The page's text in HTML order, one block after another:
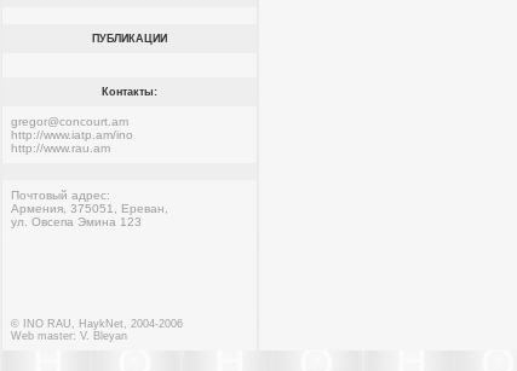
ПУБЛИКАЦИИ
Контакты:
gregor@concourt.am
http://www.iatp.am/ino
http://www.rau.am
Почтовый адрес:
Армения, 375051, Ереван,
ул. Овсепа Эмина 123
© INO RAU, HaykNet, 2004-2006
Web master: V. Bleyan